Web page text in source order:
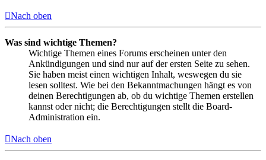
Nach oben
Was sind wichtige Themen?
Wichtige Themen eines Forums erscheinen unter den
Ankündigungen und sind nur auf der ersten Seite zu sehen.
Sie haben meist einen wichtigen Inhalt, weswegen du sie
lesen solltest. Wie bei den Bekanntmachungen hängt es von
deinen Berechtigungen ab, ob du wichtige Themen erstellen
kannst oder nicht; die Berechtigungen stellt die Board-
Administration ein.
Nach oben